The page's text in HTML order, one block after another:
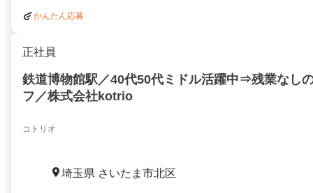
かんたん応募
正社員
鉄道博物館駅／40代50代ミドル活躍中⇒残業なし
フ／株式会社kotrio
コトリオ
埼玉県 さいたま市北区